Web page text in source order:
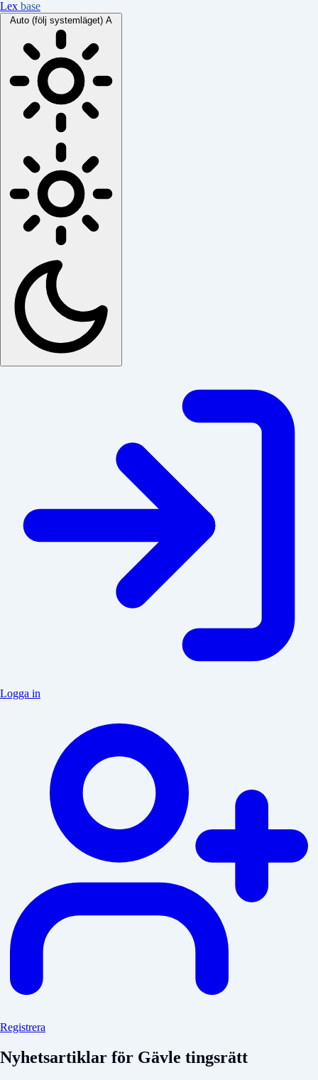
Lex base
Auto (följ systemläget) A
Logga in
Registrera
Nyhetsartiklar för Gävle tingsrätt